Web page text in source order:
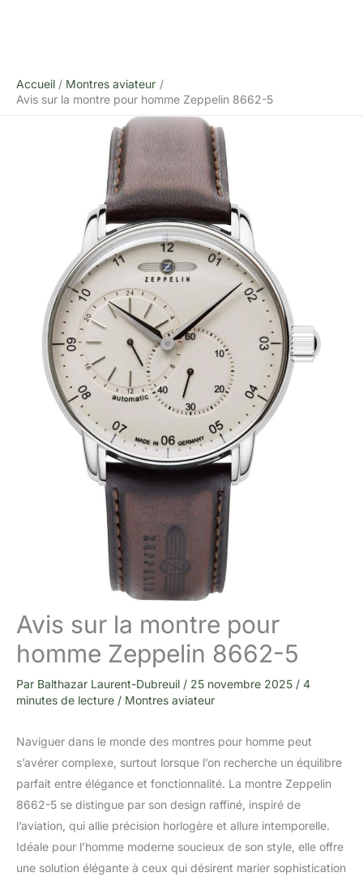
Accueil
Montres aviateur
Avis sur la montre pour homme Zeppelin 8662-5
Avis sur la montre pour
homme Zeppelin 8662-5
Par Balthazar Laurent-Dubreuil / 25 novembre 2025 / 4
minutes de lecture / Montres aviateur
Naviguer dans le monde des montres pour homme peut
s’avérer complexe, surtout lorsque l’on recherche un équilibre
parfait entre élégance et fonctionnalité. La montre Zeppelin
8662-5 se distingue par son design raffiné, inspiré de
l’aviation, qui allie précision horlogère et allure intemporelle.
Idéale pour l’homme moderne soucieux de son style, elle offre
une solution élégante à ceux qui désirent marier sophistication